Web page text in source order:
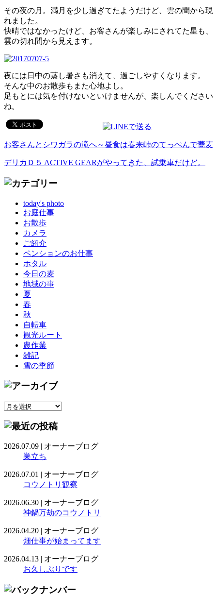
その夜の月。満月を少し過ぎてたようだけど、雲の間から現
れました。
快晴ではなかったけど、お客さんが楽しみにされてた星も、
雲の切れ間から見えます。
夜には日中の蒸し暑さも消えて、過ごしやすくなります。
そんな中のお散歩もまた心地よし。
足もとには気を付けないといけませんが、楽しんでください
ね。
お客さんとシワガラの滝へ～昼食は春来峠のてっぺんで蕎麦
デリカＤ５ ACTIVE GEARがやってきた、試乗車だけど。
today's photo
お庭仕事
お散歩
カメラ
ご紹介
ペンションのお仕事
ホタル
今日の麦
地域の事
夏
春
秋
自転車
観光ルート
農作業
雑記
雪の季節
2026.07.09 | オーナーブログ
巣立ち
2026.07.01 | オーナーブログ
コウノトリ観察
2026.06.30 | オーナーブログ
神鍋万劫のコウノトリ
2026.04.20 | オーナーブログ
畑仕事が始まってます
2026.04.13 | オーナーブログ
お久しぶりです